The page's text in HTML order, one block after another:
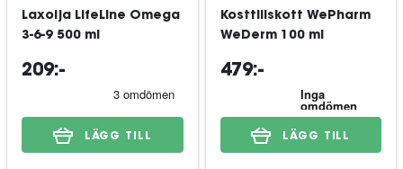
Laxolja LifeLine Omega
3-6-9 500 ml
209:-
LÄGG TILL
Kosttillskott WePharm
WeDerm 100 ml
479:-
LÄGG TILL